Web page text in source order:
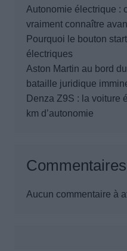
Autonomie électrique :
vraiment connaître
Pourquoi le bouton
électriques
Aston Martin au bord
bataille juridique
Denza Z9S : la voiture
km d’autonomie
Aucun commentaire à